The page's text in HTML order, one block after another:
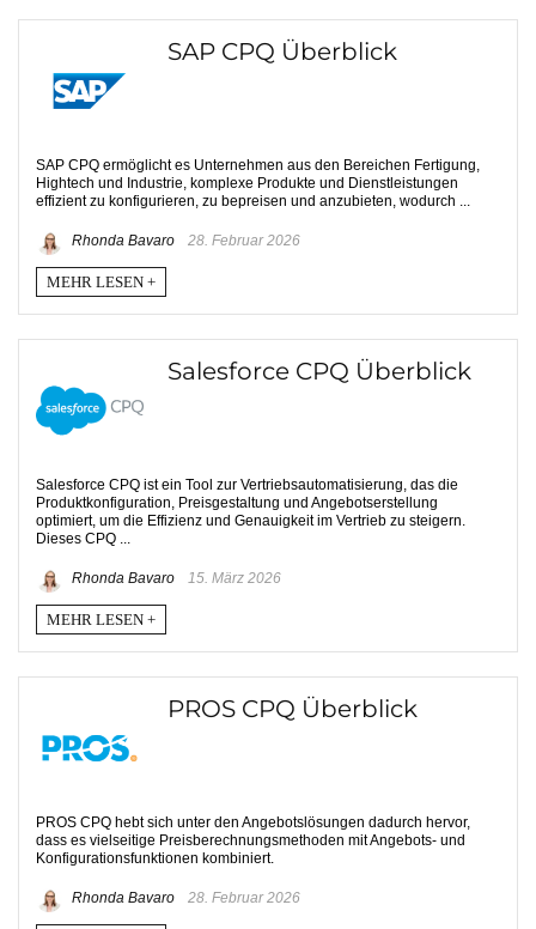
SAP CPQ Überblick
SAP CPQ ermöglicht es Unternehmen aus den Bereichen Fertigung,
Hightech und Industrie, komplexe Produkte und Dienstleistungen
effizient zu konfigurieren, zu bepreisen und anzubieten, wodurch ...
Rhonda Bavaro 28. Februar 2026
MEHR LESEN +
Salesforce CPQ Überblick
Salesforce CPQ ist ein Tool zur Vertriebsautomatisierung, das die
Produktkonfiguration, Preisgestaltung und Angebotserstellung
optimiert, um die Effizienz und Genauigkeit im Vertrieb zu steigern.
Dieses CPQ ...
Rhonda Bavaro 15. März 2026
MEHR LESEN +
PROS CPQ Überblick
PROS CPQ hebt sich unter den Angebotslösungen dadurch hervor,
dass es vielseitige Preisberechnungsmethoden mit Angebots- und
Konfigurationsfunktionen kombiniert.
Rhonda Bavaro 28. Februar 2026